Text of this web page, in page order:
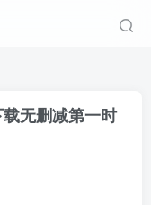
无删减第一时